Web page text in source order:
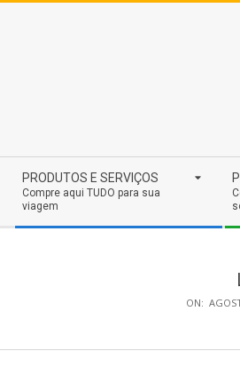
Navigation
Menu
PRODUTOS E SERVIÇOS
Compre aqui TUDO para sua
viagem
ON: